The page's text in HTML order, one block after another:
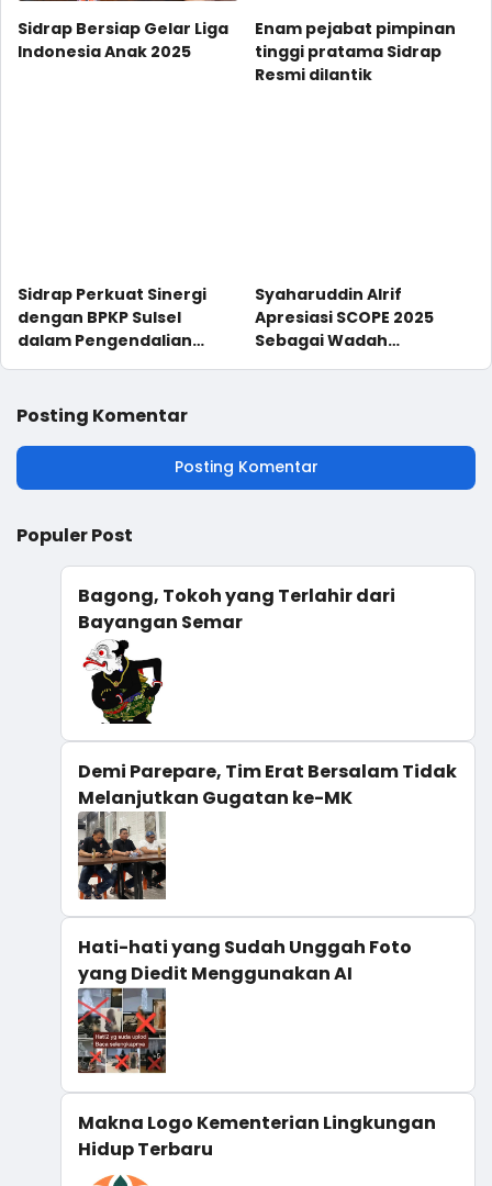
Sidrap Bersiap Gelar Liga
Indonesia Anak 2025
Enam pejabat pimpinan
tinggi pratama Sidrap
Resmi dilantik
Sidrap Perkuat Sinergi
dengan BPKP Sulsel
dalam Pengendalian
Syaharuddin Alrif
Apresiasi SCOPE 2025
Sebagai Wadah
Posting Komentar
Posting Komentar
Populer Post
Bagong, Tokoh yang Terlahir dari
Bayangan Semar
Demi Parepare, Tim Erat Bersalam Tidak
Melanjutkan Gugatan ke-MK
Hati-hati yang Sudah Unggah Foto
yang Diedit Menggunakan AI
Makna Logo Kementerian Lingkungan
Hidup Terbaru